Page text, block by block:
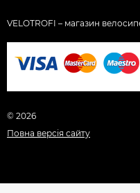
VELOTROFI – магазин
© 2026
Повна версія сайту